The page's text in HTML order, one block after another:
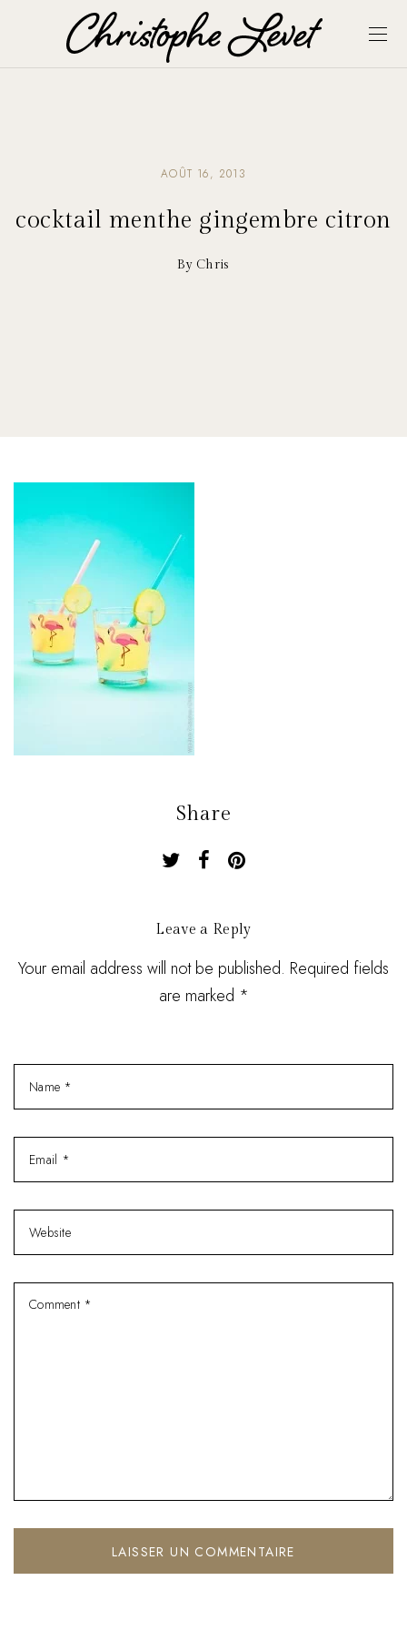
AOÛT 16, 2013
cocktail menthe gingembre citron
By Chris
Share
Leave a Reply
Your email address will not be published. Required fields
are marked *